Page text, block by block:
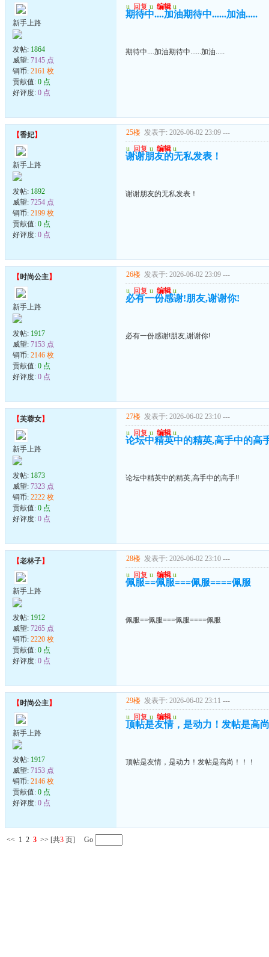
新手上路
发帖: 1864
威望: 7145 点
铜币: 2161 枚
贡献值: 0 点
好评度: 0 点
u 回复 u 编辑 u
期待中....加油期待中......加油.....
期待中....加油期待中......加油.....
【香妃】
新手上路
发帖: 1892
威望: 7254 点
铜币: 2199 枚
贡献值: 0 点
好评度: 0 点
25楼 发表于: 2026-06-02 23:09 ---
u 回复 u 编辑 u
谢谢朋友的无私发表！
谢谢朋友的无私发表！
【时尚公主】
新手上路
发帖: 1917
威望: 7153 点
铜币: 2146 枚
贡献值: 0 点
好评度: 0 点
26楼 发表于: 2026-06-02 23:09 ---
u 回复 u 编辑 u
必有一份感谢!朋友,谢谢你!
必有一份感谢!朋友,谢谢你!
【芙蓉女】
新手上路
发帖: 1873
威望: 7323 点
铜币: 2222 枚
贡献值: 0 点
好评度: 0 点
27楼 发表于: 2026-06-02 23:10 ---
u 回复 u 编辑 u
论坛中精英中的精英,高手中的高
论坛中精英中的精英,高手中的高手!!
【老林子】
新手上路
发帖: 1912
威望: 7265 点
铜币: 2220 枚
贡献值: 0 点
好评度: 0 点
28楼 发表于: 2026-06-02 23:10 ---
u 回复 u 编辑 u
佩服==佩服===佩服====佩服
佩服==佩服===佩服====佩服
【时尚公主】
新手上路
发帖: 1917
威望: 7153 点
铜币: 2146 枚
贡献值: 0 点
好评度: 0 点
29楼 发表于: 2026-06-02 23:11 ---
u 回复 u 编辑 u
顶帖是友情，是动力！发帖是高
顶帖是友情，是动力！发帖是高尚！！！
<< 1 2 3 >> [共3 页] Go